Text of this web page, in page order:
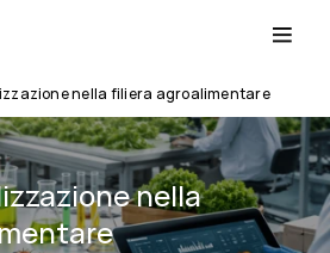
nella filiera agroalimentare
nella